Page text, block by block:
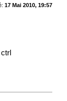
17 Mai 2010, 19:57